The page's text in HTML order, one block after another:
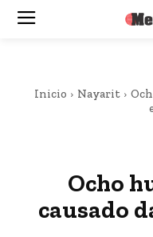
Inicio Nayarit
Ocho
causado